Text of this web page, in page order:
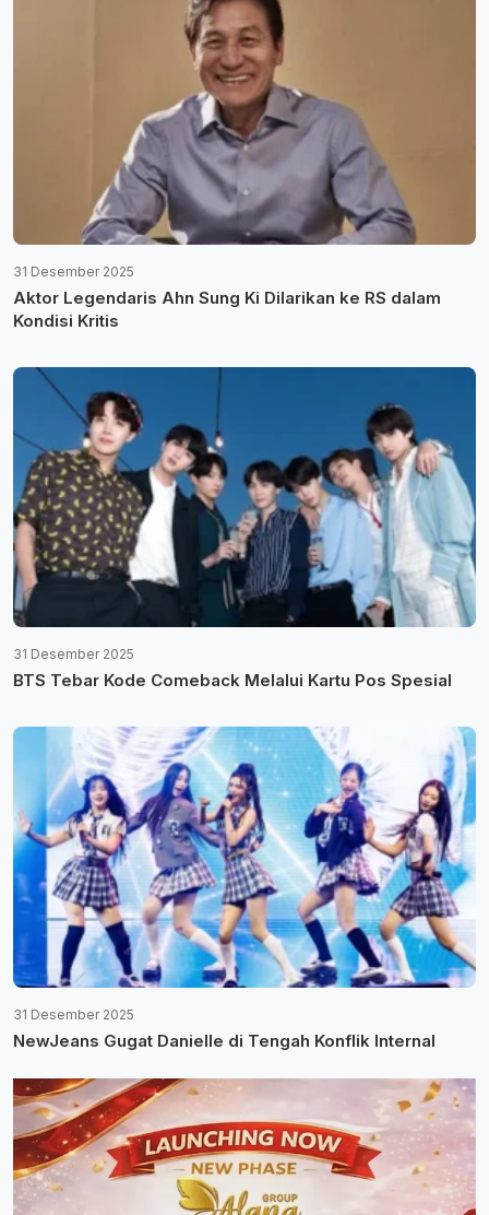
31 Desember 2025
Aktor Legendaris Ahn Sung Ki Dilarikan ke RS dalam
Kondisi Kritis
31 Desember 2025
BTS Tebar Kode Comeback Melalui Kartu Pos Spesial
31 Desember 2025
NewJeans Gugat Danielle di Tengah Konflik Internal